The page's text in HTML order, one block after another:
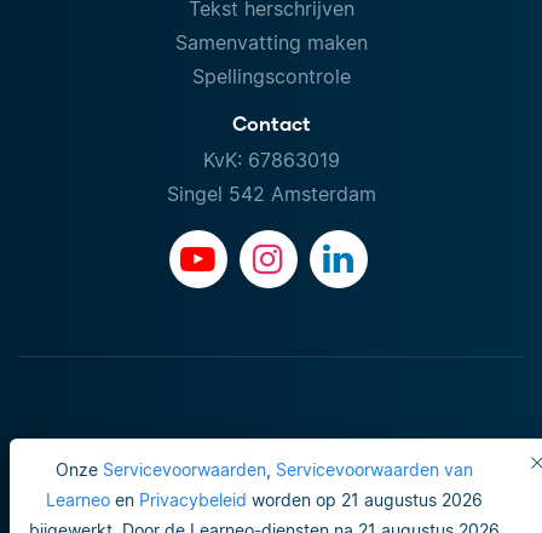
Onze Servicevoorwaarden, Servicevoorwaarden van
Learneoen Privacybeleid worden op 21 augustus 2026
Tekst herschrijven
Samenvatting maken
Spellingscontrole
Contact
KvK: 67863019
Singel 542 Amsterdam